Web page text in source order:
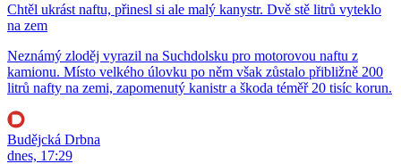
Chtěl ukrást naftu, přinesl si ale malý kanystr. Dvě stě litrů vyteklo
na zem
Neznámý zloděj vyrazil na Suchdolsku pro motorovou naftu z
kamionu. Místo velkého úlovku po něm však zůstalo přibližně 200
litrů nafty na zemi, zapomenutý kanistr a škoda téměř 20 tisíc korun.
Budějcká Drbna
dnes, 17:29